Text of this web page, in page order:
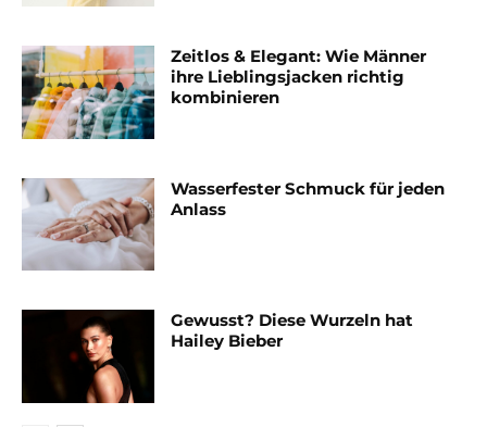
Zeitlos & Elegant: Wie Männer
ihre Lieblingsjacken richtig
kombinieren
Wasserfester Schmuck für jeden
Anlass
Gewusst? Diese Wurzeln hat
Hailey Bieber